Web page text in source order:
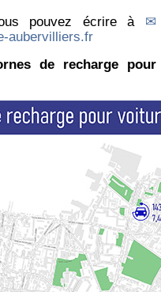
pouvez écrire à
aubervilliers.fr
de recharge pour